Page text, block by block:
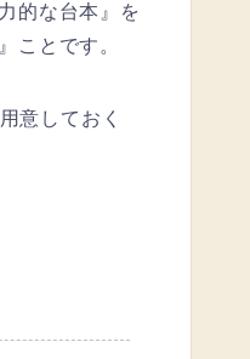
的な台本』を
ことです。
意しておく